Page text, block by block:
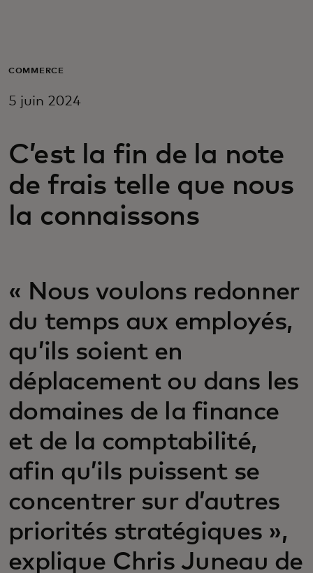
Pour les professionnels
Pour les innovateurs
Actualités et tendances
COMMERCE
5 juin 2024
C’est la fin de la note
de frais telle que nous
la connaissons
« Nous voulons redonner
du temps aux employés,
qu’ils soient en
déplacement ou dans les
domaines de la finance
et de la comptabilité,
afin qu’ils puissent se
concentrer sur d’autres
priorités stratégiques »,
explique Chris Juneau de